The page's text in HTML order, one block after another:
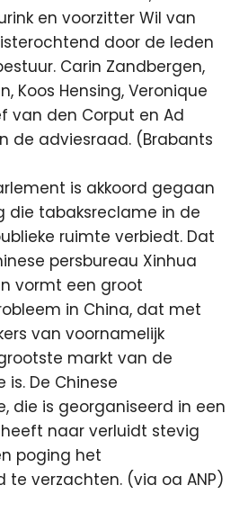
en voorzitter Wil van
door de leden
Carin Zandbergen,
Koos Hensing, Veronique
van den Corput en Ad
de adviesraad. (Brabants
is akkoord gegaan
die tabaksreclame in de
ruimte verbiedt. Dat
persbureau Xinhua
vormt een groot
in China, dat met
van voornamelijk
markt van de
De Chinese
die is georganiseerd in een
naar verluidt stevig
poging het
te verzachten. (via oa ANP)